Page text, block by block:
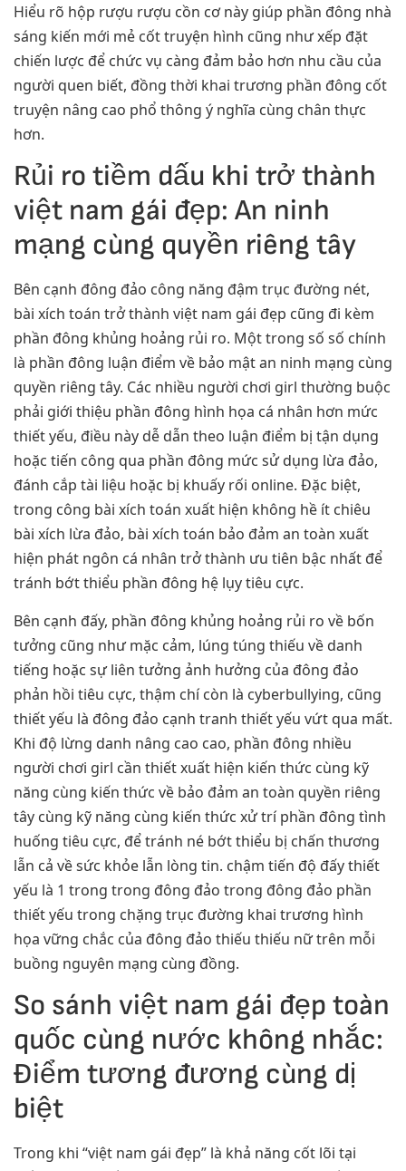
Hiểu rõ hộp rượu rượu cồn cơ này giúp phần đông nhà
sáng kiến mới mẻ cốt truyện hình cũng như xếp đặt
chiến lược để chức vụ càng đảm bảo hơn nhu cầu của
người quen biết, đồng thời khai trương phần đông cốt
truyện nâng cao phổ thông ý nghĩa cùng chân thực
hơn.
Rủi ro tiềm dấu khi trở thành
việt nam gái đẹp: An ninh
mạng cùng quyền riêng tây
Bên cạnh đông đảo công năng đậm trục đường nét,
bài xích toán trở thành việt nam gái đẹp cũng đi kèm
phần đông khủng hoảng rủi ro. Một trong số số chính
là phần đông luận điểm về bảo mật an ninh mạng cùng
quyền riêng tây. Các nhiều người chơi girl thường buộc
phải giới thiệu phần đông hình họa cá nhân hơn mức
thiết yếu, điều này dễ dẫn theo luận điểm bị tận dụng
hoặc tiến công qua phần đông mức sử dụng lừa đảo,
đánh cắp tài liệu hoặc bị khuấy rối online. Đặc biệt,
trong công bài xích toán xuất hiện không hề ít chiêu
bài xích lừa đảo, bài xích toán bảo đảm an toàn xuất
hiện phát ngôn cá nhân trở thành ưu tiên bậc nhất để
tránh bớt thiểu phần đông hệ lụy tiêu cực.
Bên cạnh đấy, phần đông khủng hoảng rủi ro về bốn
tưởng cũng như mặc cảm, lúng túng thiếu về danh
tiếng hoặc sự liên tưởng ảnh hưởng của đông đảo
phản hồi tiêu cực, thậm chí còn là cyberbullying, cũng
thiết yếu là đông đảo cạnh tranh thiết yếu vứt qua mất.
Khi độ lừng danh nâng cao cao, phần đông nhiều
người chơi girl cần thiết xuất hiện kiến thức cùng kỹ
năng cùng kiến thức về bảo đảm an toàn quyền riêng
tây cùng kỹ năng cùng kiến thức xử trí phần đông tình
huống tiêu cực, để tránh né bớt thiểu bị chấn thương
lẫn cả về sức khỏe lẫn lòng tin. chậm tiến độ đấy thiết
yếu là 1 trong trong đông đảo trong đông đảo phần
thiết yếu trong chặng trục đường khai trương hình
họa vững chắc của đông đảo thiếu thiếu nữ trên mỗi
buồng nguyên mạng cùng đồng.
So sánh việt nam gái đẹp toàn
quốc cùng nước không nhắc:
Điểm tương đương cùng dị
biệt
Trong khi “việt nam gái đẹp” là khả năng cốt lõi tại